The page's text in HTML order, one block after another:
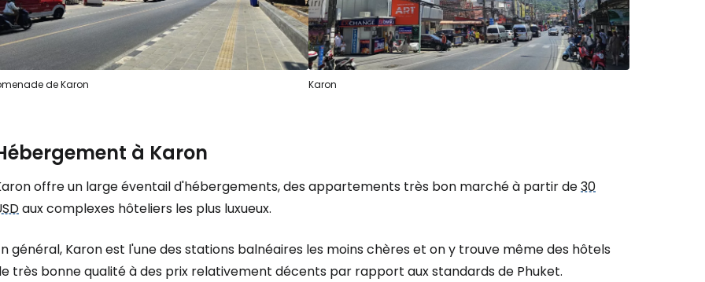
de Karon Karon
à Karon
offre un large éventail d'hébergements, des appartements très bon marché à partir de30
aux complexes hôteliers les plus luxueux.
général, Karon est l'une des stations balnéaires les moins chères et on y trouve même des hôtels
très bonne qualité à des prix relativement décents par rapport aux standards de Phuket.